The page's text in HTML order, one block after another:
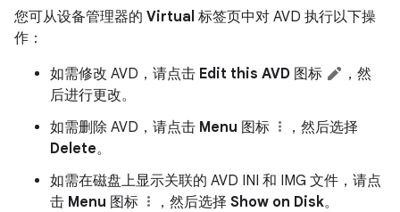
您可从设备管理器的 Virtual 标签页中对 AVD 执行以下操
作：
如需修改 AVD，请点击 Edit this AVD 图标
，然
后进行更改。
如需删除 AVD，请点击 Menu 图标
，然后选择
Delete。
如需在磁盘上显示关联的 AVD INI 和 IMG 文件，请点
击 Menu 图标 ，然后选择Show on Disk。